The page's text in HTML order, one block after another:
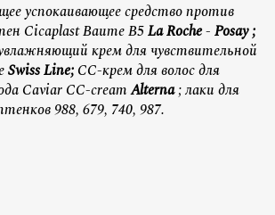
успокаивающее средство против
Cicaplast Baume B5LaRoche- Posay ;
крем для чувствительной
Swiss Line; CC-крем для волос для
Caviar CC-creamAlterna; лаки для
988, 679, 740, 987.